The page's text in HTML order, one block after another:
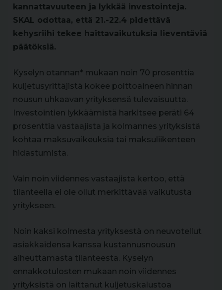
kannattavuuteen ja lykkää investointeja.
SKAL odottaa, että 21.-22.4 pidettävä
kehysriihi tekee haittavaikutuksia lieventäviä
päätöksiä.
Kyselyn otannan* mukaan noin 70 prosenttia
kuljetusyrittäjistä kokee polttoaineen hinnan
nousun uhkaavan yrityksensä tulevaisuutta.
Investointien lykkäämistä harkitsee peräti 64
prosenttia vastaajista ja kolmannes yrityksistä
kohtaa maksuvaikeuksia tai maksuliikenteen
hidastumista.
Vain noin viidennes vastaajista kertoo, että
tilanteella ei ole ollut merkittävää vaikutusta
yritykseen.
Noin kaksi kolmesta yrityksestä on neuvotellut
asiakkaidensa kanssa kustannusnousun
aiheuttamasta tilanteesta. Kyselyn
ennakkotulosten mukaan noin viidennes
yrityksistä on laittanut kuljetuskalustoa